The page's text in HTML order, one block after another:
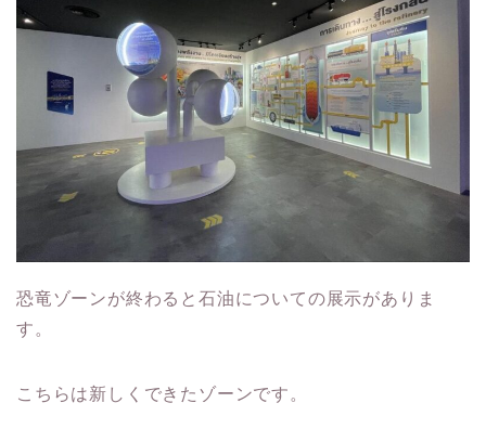
恐竜ゾーンが終わると石油についての展示がありま
す。
こちらは新しくできたゾーンです。